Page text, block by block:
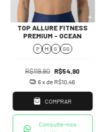
TOP ALLURE FITNESS
PREMIUM - OCEAN
P M G GG
R$119,90 R$54,90
6x de R$10,46
COMPRAR
Consulte-nos